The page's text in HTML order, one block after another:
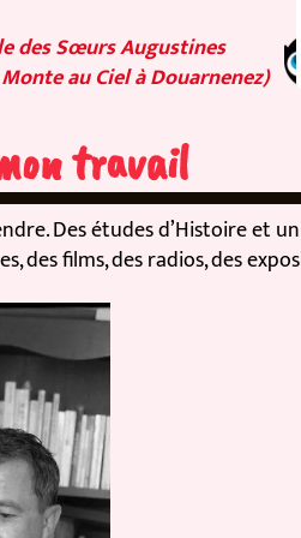
Sœurs Augustines
au Ciel à Douarnenez)
travail
Des études d’Histoire et un
films, des radios, des